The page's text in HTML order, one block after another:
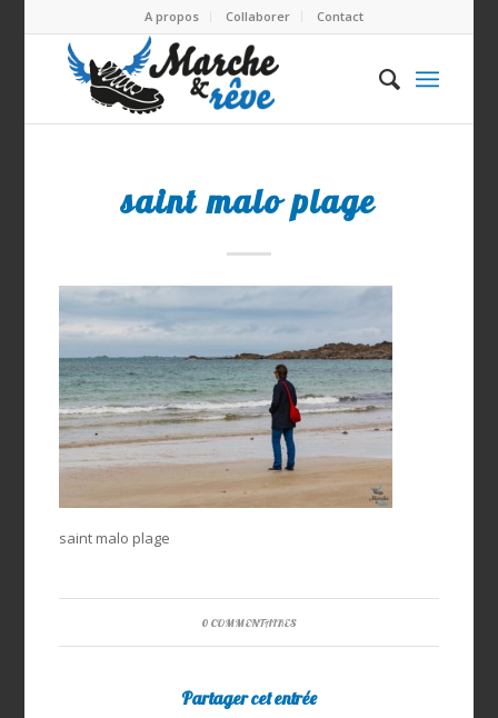
A propos Collaborer Contact
saint malo plage
saint malo plage
0 COMMENTAIRES
Partager cet entrée